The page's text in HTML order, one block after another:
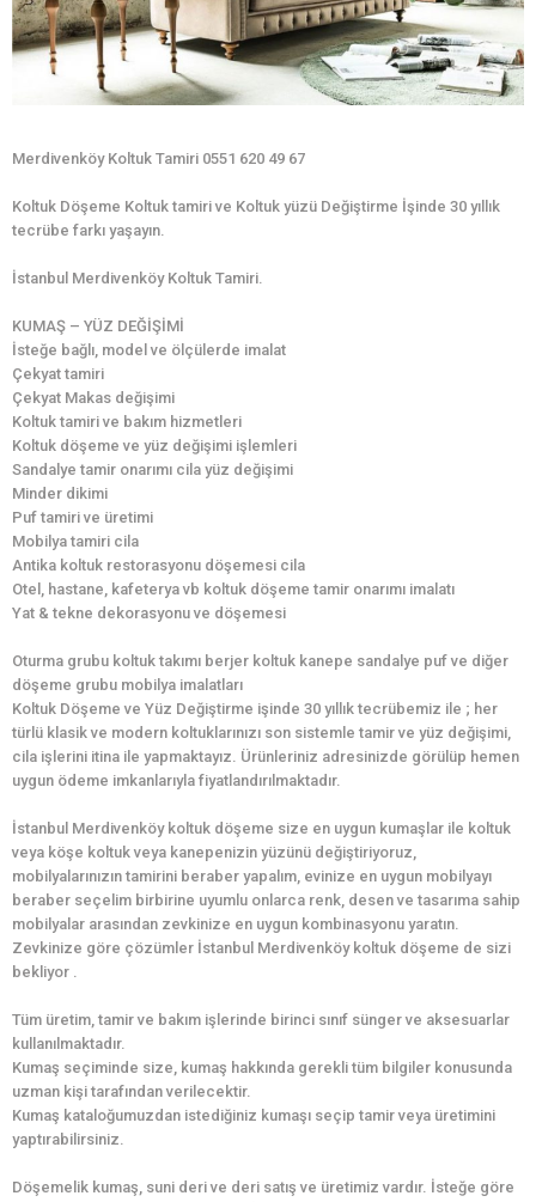
Merdivenköy Koltuk Tamiri 0551 620 49 67
Koltuk Döşeme Koltuk tamiri ve Koltuk yüzü Değiştirme İşinde 30 yıllık
tecrübe farkı yaşayın.
İstanbul Merdivenköy Koltuk Tamiri.
KUMAŞ – YÜZ DEĞİŞİMİ
İsteğe bağlı, model ve ölçülerde imalat
Çekyat tamiri
Çekyat Makas değişimi
Koltuk tamiri ve bakım hizmetleri
Koltuk döşeme ve yüz değişimi işlemleri
Sandalye tamir onarımı cila yüz değişimi
Minder dikimi
Puf tamiri ve üretimi
Mobilya tamiri cila
Antika koltuk restorasyonu döşemesi cila
Otel, hastane, kafeterya vb koltuk döşeme tamir onarımı imalatı
Yat & tekne dekorasyonu ve döşemesi
Oturma grubu koltuk takımı berjer koltuk kanepe sandalye puf ve diğer
döşeme grubu mobilya imalatları
Koltuk Döşeme ve Yüz Değiştirme işinde 30 yıllık tecrübemiz ile ; her
türlü klasik ve modern koltuklarınızı son sistemle tamir ve yüz değişimi,
cila işlerini itina ile yapmaktayız. Ürünleriniz adresinizde görülüp hemen
uygun ödeme imkanlarıyla fiyatlandırılmaktadır.
İstanbul Merdivenköy koltuk döşeme size en uygun kumaşlar ile koltuk
veya köşe koltuk veya kanepenizin yüzünü değiştiriyoruz,
mobilyalarınızın tamirini beraber yapalım, evinize en uygun mobilyayı
beraber seçelim birbirine uyumlu onlarca renk, desen ve tasarıma sahip
mobilyalar arasından zevkinize en uygun kombinasyonu yaratın.
Zevkinize göre çözümler İstanbul Merdivenköy koltuk döşeme de sizi
bekliyor .
Tüm üretim, tamir ve bakım işlerinde birinci sınıf sünger ve aksesuarlar
kullanılmaktadır.
Kumaş seçiminde size, kumaş hakkında gerekli tüm bilgiler konusunda
uzman kişi tarafından verilecektir.
Kumaş kataloğumuzdan istediğiniz kumaşı seçip tamir veya üretimini
yaptırabilirsiniz.
Döşemelik kumaş, suni deri ve deri satış ve üretimiz vardır. İsteğe göre